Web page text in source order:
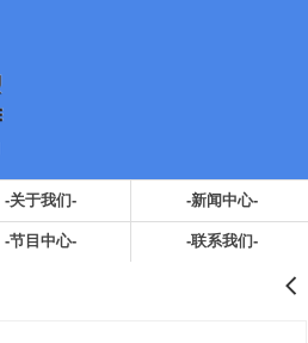
-关于我们- -新闻中心-
-节目中心- -联系我们-
󰊒